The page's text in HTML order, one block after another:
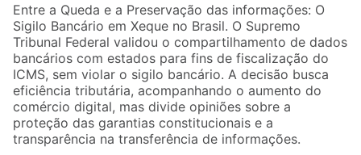
Entre a Queda e a Preservação das informações: O
Sigilo Bancário em Xeque no Brasil. O Supremo
Tribunal Federal validou o compartilhamento de dados
bancários com estados para fins de fiscalização do
ICMS, sem violar o sigilo bancário. A decisão busca
eficiência tributária, acompanhando o aumento do
comércio digital, mas divide opiniões sobre a
proteção das garantias constitucionais e a
transparência na transferência de informações.